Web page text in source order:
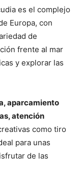
es el complejo
Europa, con
de
frente al mar
y explorar las
aparcamiento
atención
como tiro
para unas
de las